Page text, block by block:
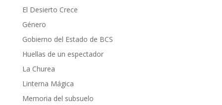
El Desierto Crece
Género
Gobierno del Estado de BCS
Huellas de un espectador
La Churea
Linterna Mágica
Memoria del subsuelo